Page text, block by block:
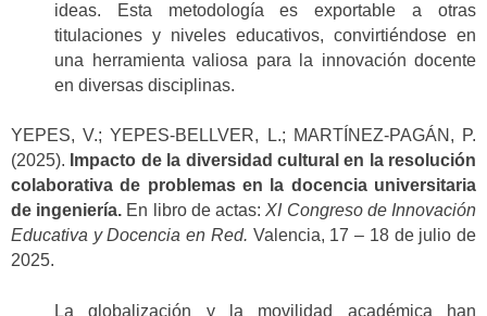
ideas. Esta metodología es exportable a otras
titulaciones y niveles educativos, convirtiéndose en
una herramienta valiosa para la innovación docente
en diversas disciplinas.
YEPES, V.; YEPES-BELLVER, L.; MARTÍNEZ-PAGÁN, P.
(2025). Impacto de la diversidad cultural en la resolución
colaborativa de problemas en la docencia universitaria
de ingeniería. En libro de actas:XI Congreso de Innovación
Educativa y Docencia en Red. Valencia, 17 – 18 de julio de
2025.
La globalización y la movilidad académica han